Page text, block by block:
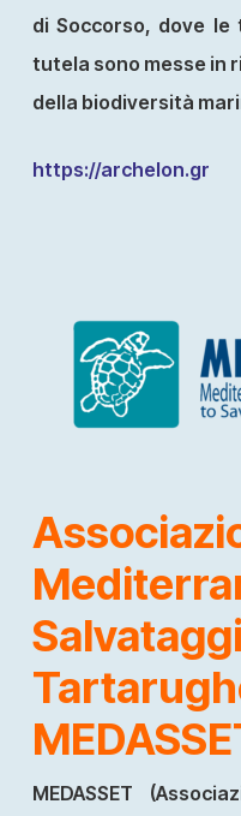
di Soccorso, dove
tutela sono messe in
della biodiversità
https://archelon.gr
MEDASSET